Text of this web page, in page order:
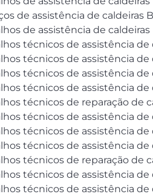
de assistência de caldeiras
de assistência de
técnicos de assistência
técnicos de assistência de
técnicos de assistência
técnicos de assistência
técnicos de reparação de
técnicos de assistência
técnicos de assistência de
técnicos de assistência
técnicos de reparação de
técnicos de assistência
técnicos de assistência